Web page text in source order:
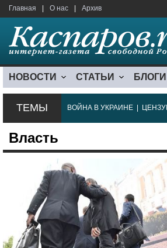
Главная О нас Архив
НОВОСТИ СТАТЬИ БЛОГИ
ТЕМЫ ВОЙНА В УКРАИНЕ
Власть